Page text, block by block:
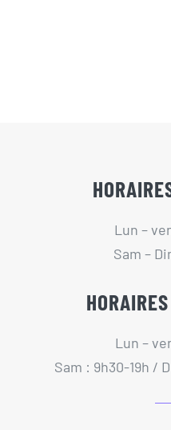
Lun –
Sam –
Lun –
Sam : 9h30-19h /